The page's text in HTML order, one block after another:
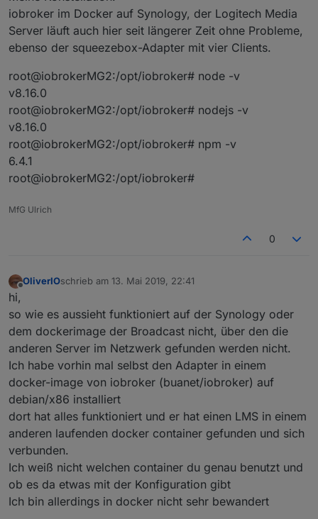
iobroker im Docker auf Synology, der Logitech Media
Server läuft auch hier seit längerer Zeit ohne Probleme,
ebenso der squeezebox-Adapter mit vier Clients.
root@iobrokerMG2:/opt/iobroker# node -v
v8.16.0
root@iobrokerMG2:/opt/iobroker# nodejs -v
v8.16.0
root@iobrokerMG2:/opt/iobroker# npm -v
6.4.1
root@iobrokerMG2:/opt/iobroker#
MfG Ulrich
0
OliverIOschrieb am 13. Mai 2019, 22:41
zuletzt editiert von
hi,
so wie es aussieht funktioniert auf der Synology oder
dem dockerimage der Broadcast nicht, über den die
anderen Server im Netzwerk gefunden werden nicht.
Ich habe vorhin mal selbst den Adapter in einem
docker-image von iobroker (buanet/iobroker) auf
debian/x86 installiert
dort hat alles funktioniert und er hat einen LMS in einem
anderen laufenden docker container gefunden und sich
verbunden.
Ich weiß nicht welchen container du genau benutzt und
ob es da etwas mit der Konfiguration gibt
Ich bin allerdings in docker nicht sehr bewandert